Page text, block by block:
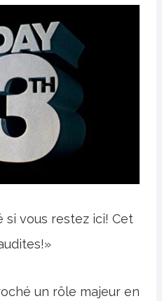
si vous restez ici! Cet
un rôle majeur en